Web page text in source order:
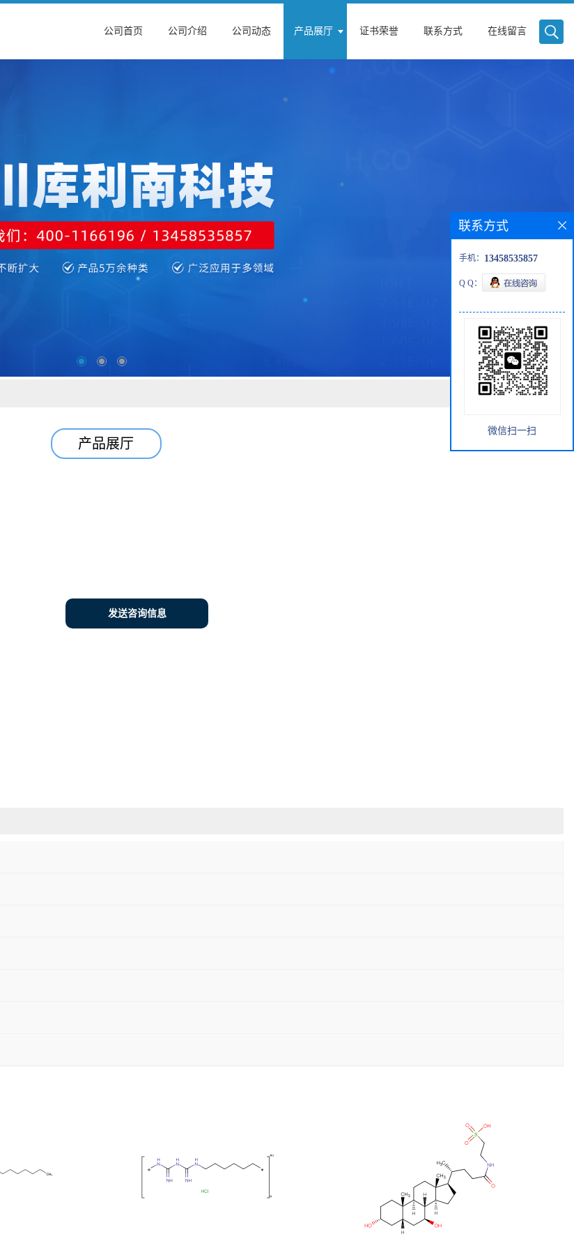
公司首页 公司介绍 公司动态 产品展厅 证书荣誉 联系方式 在线留言
产品展厅
发送咨询信息
联系方式
手机： 13458535857
Q Q：
微信扫一扫